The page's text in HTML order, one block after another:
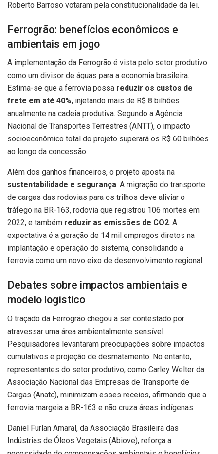
Roberto Barroso votaram pela constitucionalidade da lei.
Ferrogrão: benefícios econômicos e
ambientais em jogo
A implementação da Ferrogrão é vista pelo setor produtivo
como um divisor de águas para a economia brasileira.
Estima-se que a ferrovia possa reduzir os custos de
frete em até 40%, injetando mais de R$ 8 bilhões
anualmente na cadeia produtiva. Segundo a Agência
Nacional de Transportes Terrestres (ANTT), o impacto
socioeconômico total do projeto superará os R$ 60 bilhões
ao longo da concessão.
Além dos ganhos financeiros, o projeto aposta na
sustentabilidade e segurança. A migração do transporte
de cargas das rodovias para os trilhos deve aliviar o
tráfego na BR-163, rodovia que registrou 106 mortes em
2022, e também reduzir as emissões de CO2. A
expectativa é a geração de 14 mil empregos diretos na
implantação e operação do sistema, consolidando a
ferrovia como um novo eixo de desenvolvimento regional.
Debates sobre impactos ambientais e
modelo logístico
O traçado da Ferrogrão chegou a ser contestado por
atravessar uma área ambientalmente sensível.
Pesquisadores levantaram preocupações sobre impactos
cumulativos e projeção de desmatamento. No entanto,
representantes do setor produtivo, como Carley Welter da
Associação Nacional das Empresas de Transporte de
Cargas (Anatc), minimizam esses receios, afirmando que a
ferrovia margeia a BR-163 e não cruza áreas indígenas.
Daniel Furlan Amaral, da Associação Brasileira das
Indústrias de Óleos Vegetais (Abiove), reforça a